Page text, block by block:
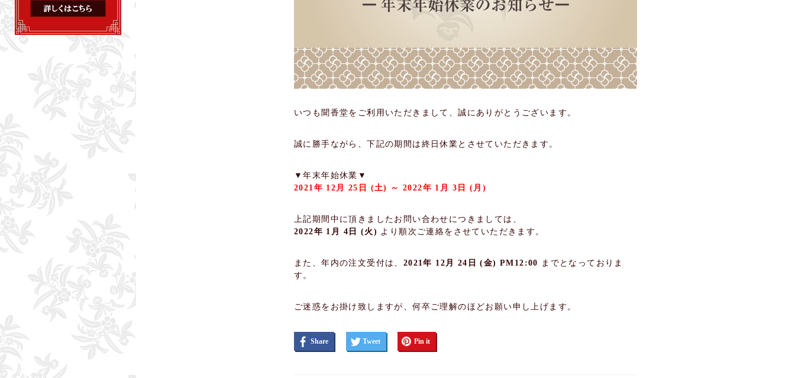
いつも聞香堂をご利用いただきまして、誠にありがとうございます。
誠に勝手ながら、下記の期間は終日休業とさせていただきます。
▼年末年始休業▼
2021年 12月 25日 (土) ～ 2022年 1月 3日 (月)
上記期間中に頂きましたお問い合わせにつきましては、
2022年 1月 4日 (火) より順次ご連絡をさせていただきます。
また、年内の注文受付は、 2021年 12月 24日 (金) PM12:00 までとなっておりま
す。
ご迷惑をお掛け致しますが、何卒ご理解のほどお願い申し上げます。
Share Tweet Pin it